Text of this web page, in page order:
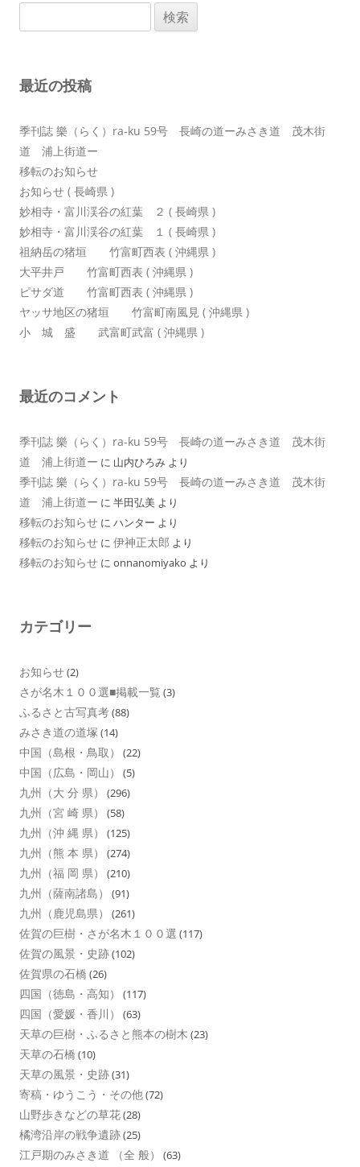
ョ
索:
最近の投稿
季刊誌 樂（らく）ra-ku 59号 長崎の道ーみさき道 茂木街
道 浦上街道ー
移転のお知らせ
お知らせ ( 長崎県 )
妙相寺・富川渓谷の紅葉 ２ ( 長崎県 )
妙相寺・富川渓谷の紅葉 １ ( 長崎県 )
祖納岳の猪垣 竹富町西表 ( 沖縄県 )
大平井戸 竹富町西表 ( 沖縄県 )
ピサダ道 竹富町西表 ( 沖縄県 )
ヤッサ地区の猪垣 竹富町南風見 ( 沖縄県 )
小 城 盛 武富町武富 ( 沖縄県 )
最近のコメント
季刊誌 樂（らく）ra-ku 59号 長崎の道ーみさき道 茂木街
道 浦上街道ー に 山内ひろみ より
季刊誌 樂（らく）ra-ku 59号 長崎の道ーみさき道 茂木街
道 浦上街道ー に 半田弘美 より
移転のお知らせ に ハンター より
移転のお知らせ に 伊神正太郎 より
移転のお知らせ に onnanomiyako より
カテゴリー
お知らせ(2)
さが名木１００選■掲載一覧 (3)
ふるさと古写真考(88)
みさき道の道塚 (14)
中国（島根・鳥取） (22)
中国（広島・岡山） (5)
九州（大 分 県） (296)
九州（宮 崎 県） (58)
九州（沖 縄 県） (125)
九州（熊 本 県） (274)
九州（福 岡 県） (210)
九州（薩南諸島） (91)
九州（鹿児島県） (261)
佐賀の巨樹・さが名木１００選 (117)
佐賀の風景・史跡(102)
佐賀県の石橋 (26)
四国（徳島・高知） (117)
四国（愛媛・香川） (63)
天草の巨樹・ふるさと熊本の樹木 (23)
天草の石橋 (10)
天草の風景・史跡(31)
寄稿・ゆうこう・その他(72)
山野歩きなどの草花(28)
橘湾沿岸の戦争遺跡(25)
江戸期のみさき道 （全 般） (63)